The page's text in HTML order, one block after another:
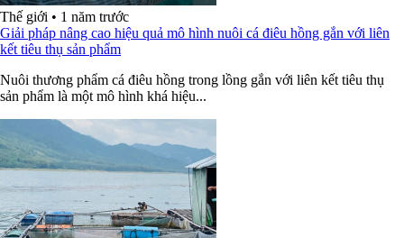
Thế giới • 1 năm trước
Giải pháp nâng cao hiệu quả mô hình nuôi cá điêu hồng gắn với liên
kết tiêu thụ sản phẩm
Nuôi thương phẩm cá điêu hồng trong lồng gắn với liên kết tiêu thụ
sản phẩm là một mô hình khá hiệu...